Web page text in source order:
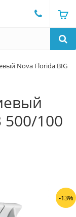
Nova Florida BIG
500/100
-13%